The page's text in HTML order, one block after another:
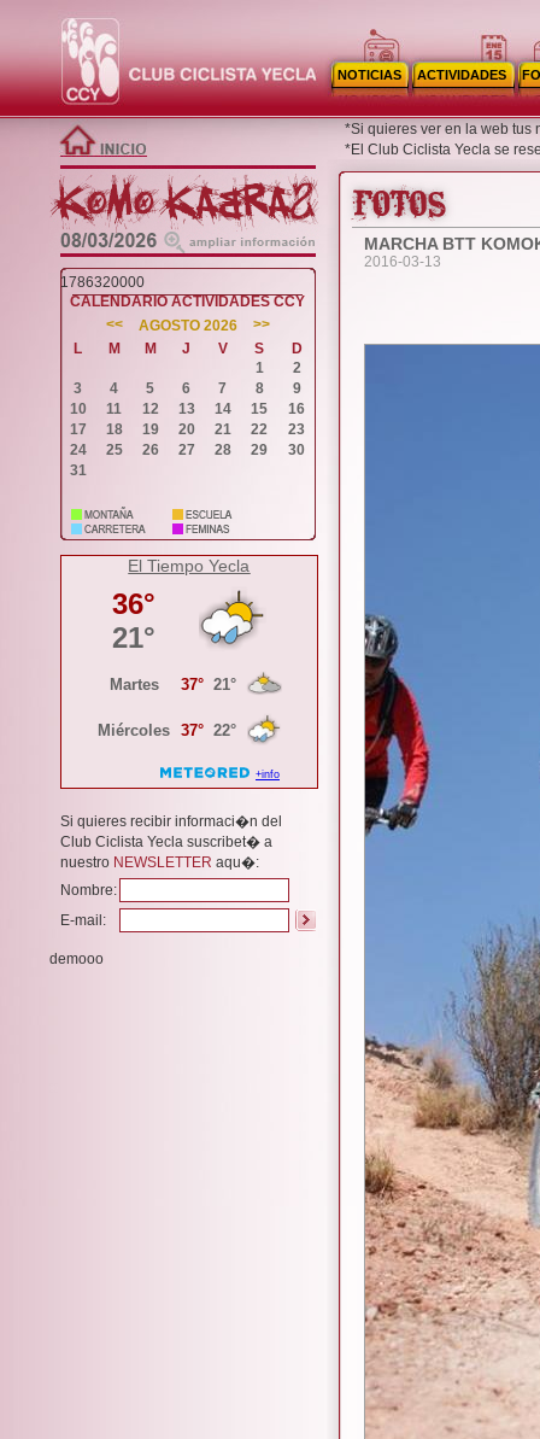
NOTICIAS ACTIVIDADES
*Si quieres ver en la web
*El Club Ciclista Yecla se
1786320000
CALENDARIO ACTIVIDADES CCY
<<
AGOSTO 2026
>>
L
M M J V S
D
1
2
3
4 5 6 7 8
9
10
11 12 13 14 15
16
17
18 19 20 21 22
23
24
25 26 27 28 29
30
31
El Tiempo Yecla
Si quieres recibir informaci�n del
Club Ciclista Yecla suscribet� a
nuestro NEWSLETTER aqu�:
Nombre:
E-mail:
demooo
MARCHA BTT
2016-03-13